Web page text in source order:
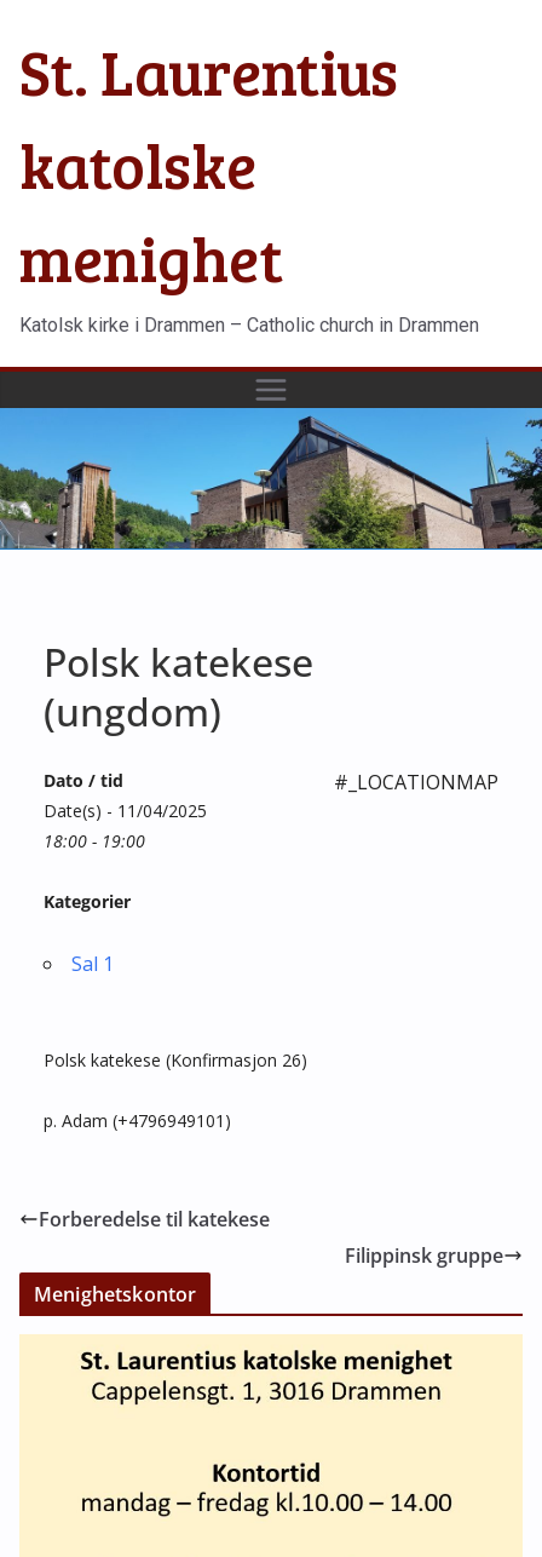
innholdet
St. Laurentius
katolske
menighet
Katolsk kirke i Drammen – Catholic church in Drammen
Polsk katekese
(ungdom)
#_LOCATIONMAP
Dato / tid
Date(s) - 11/04/2025
18:00 - 19:00
Kategorier
Sal 1
Polsk katekese (Konfirmasjon 26)
p. Adam (+4796949101)
Forberedelse til katekese
Filippinsk gruppe
Menighetskontor